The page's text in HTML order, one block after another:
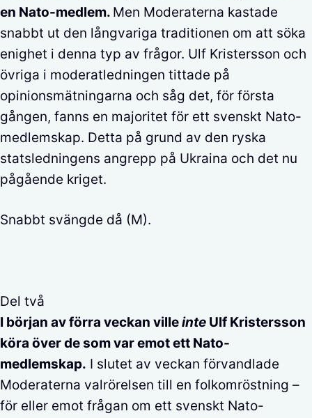
en Nato-medlem. Men Moderaterna kastade
snabbt ut den långvariga traditionen om att söka
enighet i denna typ av frågor. Ulf Kristersson och
övriga i moderatledningen tittade på
opinionsmätningarna och såg det, för första
gången, fanns en majoritet för ett svenskt Nato-
medlemskap. Detta på grund av den ryska
statsledningens angrepp på Ukraina och det nu
pågående kriget.
Snabbt svängde då (M).
Del två
I början av förra veckan villeinte Ulf Kristersson
köra över de som var emot ett Nato-
medlemskap. I slutet av veckan förvandlade
Moderaterna valrörelsen till en folkomröstning –
för eller emot frågan om ett svenskt Nato-